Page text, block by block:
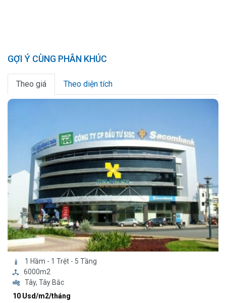
GỢI Ý CÙNG PHÂN KHÚC
Theo giá Theo diện tích
1 Hầm - 1 Trệt - 5 Tầng
6000m2
Tây, Tây Bắc
10 Usd/m2/tháng